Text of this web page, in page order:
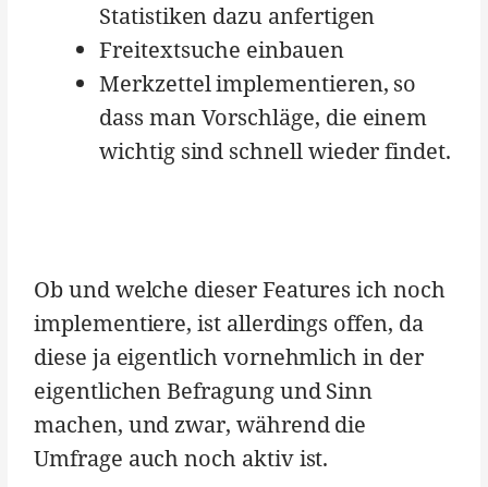
Statistiken dazu anfertigen
Freitextsuche einbauen
Merkzettel implementieren, so
dass man Vorschläge, die einem
wichtig sind schnell wieder findet.
Ob und welche dieser Features ich noch
implementiere, ist allerdings offen, da
diese ja eigentlich vornehmlich in der
eigentlichen Befragung und Sinn
machen, und zwar, während die
Umfrage auch noch aktiv ist.